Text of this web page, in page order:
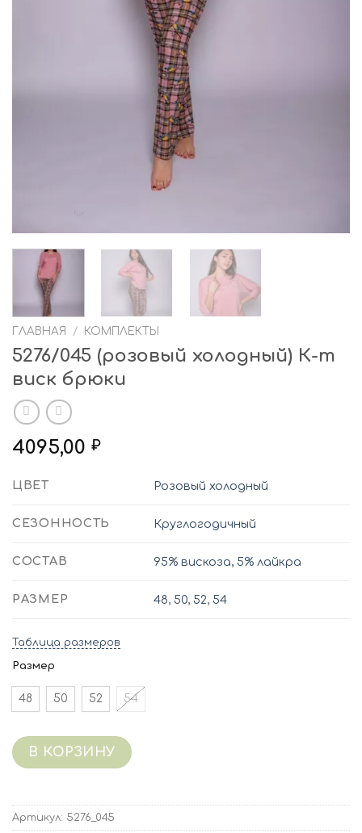
ГЛАВНАЯ / КОМПЛЕКТЫ
5276/045 (розовый холодный) К-т
виск брюки
4095,00 ₽
ЦВЕТ Розовый холодный
СЕЗОННОСТЬ Круглогодичный
СОСТАВ 95% вискоза, 5% лайкра
РАЗМЕР 48, 50, 52, 54
Таблица размеров
Размер
48 50 52 54
В КОРЗИНУ
Артикул: 5276_045